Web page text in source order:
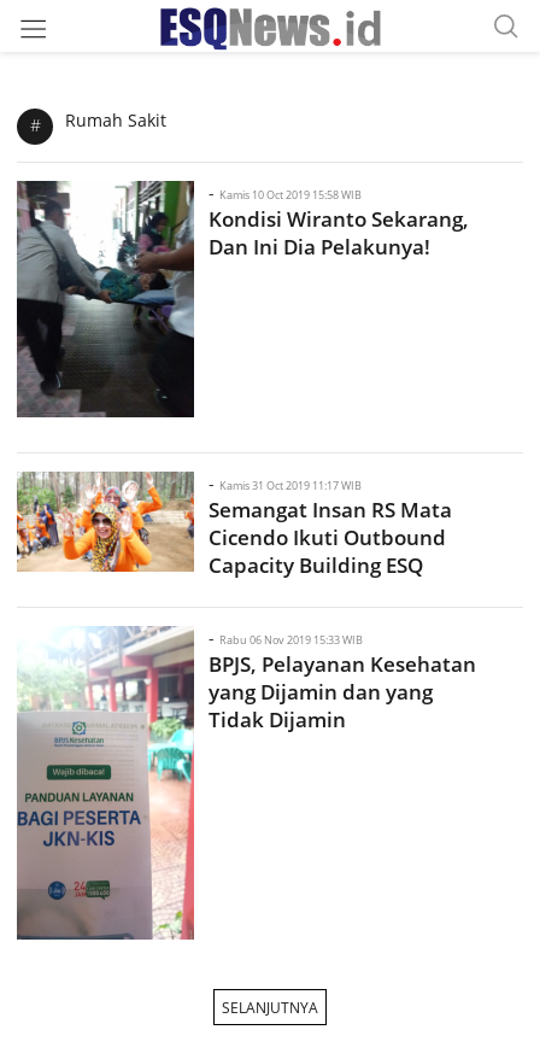
# Rumah Sakit
- Kamis 10 Oct 2019 15:58 WIB
Kondisi Wiranto Sekarang,
Dan Ini Dia Pelakunya!
- Kamis 31 Oct 2019 11:17 WIB
Semangat Insan RS Mata
Cicendo Ikuti Outbound
Capacity Building ESQ
- Rabu 06 Nov 2019 15:33 WIB
BPJS, Pelayanan Kesehatan
yang Dijamin dan yang
Tidak Dijamin
SELANJUTNYA